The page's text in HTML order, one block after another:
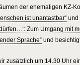
der ehemaligen KZ-
ist unantastbar“ und
Zum Umgang mit
Sprache“ und
zusätzlich um 14.30 Uhr